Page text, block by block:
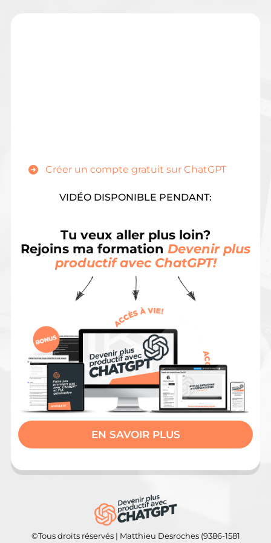
Créer un compte gratuit sur ChatGPT
VIDÉO DISPONIBLE PENDANT:
Tu veux aller plus loin?
Rejoins ma formation Devenir plus
productif avec ChatGPT!
EN SAVOIR PLUS
©Tous droits réservés | Matthieu Desroches (9386-1581